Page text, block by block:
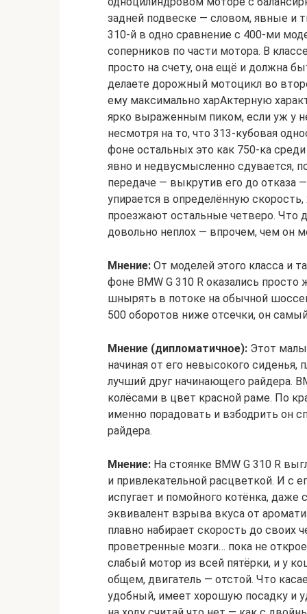
задней подвеске — словом, явные и
310-й в одно сравнение с 400-ми
соперников по части мотора. В
просто на счету, она ещё и должна
делаете дорожный мотоцикл во
ему максимально харАктерную
ярко выраженным пиком, если уж у
несмотря на то, что 313-кубовая
фоне остальных это как 750-ка
явно и недвусмысленно сдувается,
передаче — выкрутив его до отказа
упирается в определённую
проезжают остальные четверо. Что
довольно неплох — впрочем, чем он
Мнение: От моделей этого класса и
фоне BMW G 310 R оказались
шнырять в потоке на обычной
500 оборотов ниже отсечки, он
Мнение (дипломатичное): Этот
начиная от его невысокого сиденья,
лучший друг начинающего райдера.
колёсами в цвет красной раме. По
именно порадовать и взбодрить он
райдера.
Мнение: На стоянке BMW G 310 R
и привлекательной расцветкой. И с
испугает и помойного котёнка,
эквивалент взрыва вкуса от
плавно набирает скорость до
проветренные мозги… пока не
слабый мотор из всей пятёрки, и у
общем, двигатель — отстой. Что
удобный, имеет хорошую посадку и